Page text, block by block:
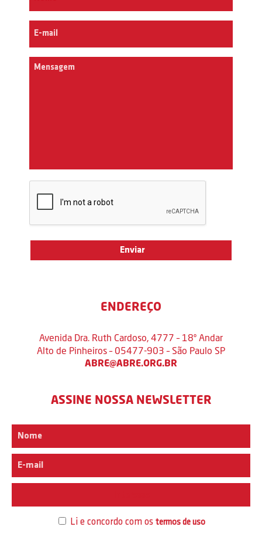
ENDEREÇO
Avenida Dra. Ruth Cardoso, 4777 – 18º Andar
Alto de Pinheiros – 05477-903 – São Paulo SP
ABRE@ABRE.ORG.BR
ASSINE NOSSA NEWSLETTER
Li e concordo com os termos de uso